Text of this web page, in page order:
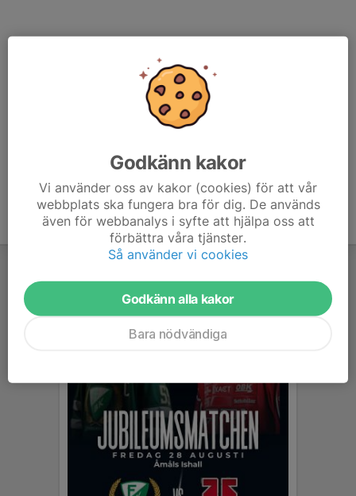
Godkänn kakor
Vi använder oss av kakor (cookies) för att vår
webbplats ska fungera bra för dig. De används
även för webbanalys i syfte att hjälpa oss att
förbättra våra tjänster.
Så använder vi cookies
Godkänn alla kakor
Bara nödvändiga